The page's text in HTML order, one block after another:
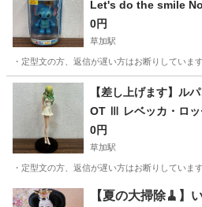
Let's do the smile
ップ スティッチ ウク
0円
草加駅
・定型文の方、返信が遅い方はお断りしてい
埼玉 草加市 草加駅 フィギュア
【差し上げます】ル
OT Ⅲ レベッカ・ロッ
ア
0円
草加駅
・定型文の方、返信が遅い方はお断りしてい
埼玉 草加市 草加駅 フィギュア
【夏の大掃除🧹】